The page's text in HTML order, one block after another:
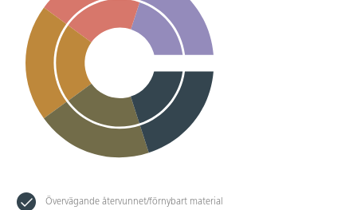
Övervägande återvunnet/förnybart material